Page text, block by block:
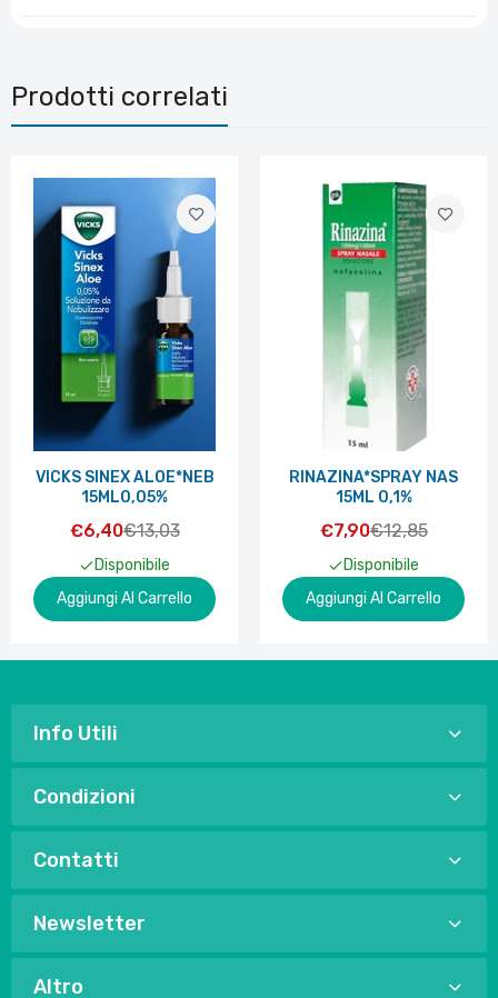
Prodotti correlati
VICKS SINEX ALOE*NEB
15ML0,05%
€6,40€13,03
Disponibile
Aggiungi Al Carrello
RINAZINA*SPRAY NAS
15ML 0,1%
€7,90€12,85
Disponibile
Aggiungi Al Carrello
Info Utili
Condizioni
Contatti
Newsletter
Altro